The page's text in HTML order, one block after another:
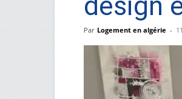
Par Logement en algérie -